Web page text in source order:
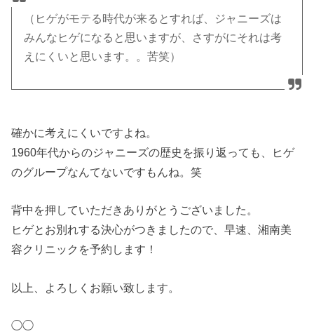
（ヒゲがモテる時代が来るとすれば、ジャニーズは
みんなヒゲになると思いますが、さすがにそれは考
えにくいと思います。。苦笑）
確かに考えにくいですよね。
1960年代からのジャニーズの歴史を振り返っても、ヒゲ
のグループなんてないですもんね。笑
背中を押していただきありがとうございました。
ヒゲとお別れする決心がつきましたので、早速、湘南美
容クリニックを予約します！
以上、よろしくお願い致します。
◯◯